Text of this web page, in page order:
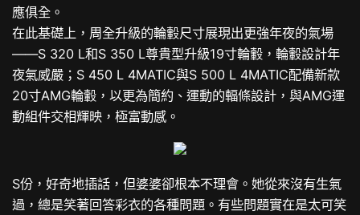
應俱全。
在此基礎上，周全升級的輪轂尺寸展現出更強年夜的氣場
——S 320 L和S 350 L尊貴型升級19寸輪轂，輪轂設計年
夜氣威嚴；S 450 L 4MATIC與S 500 L 4MATIC配備新款
20寸AMG輪轂，以更為簡約、運動的輻條設計，與AMG運
動組件交相輝映，極富動感。
S份，好奇地插話，但婆婆卻根本不理會。她從來沒有生氣
過，總是笑著回答彩衣的各種問題。有些問題實在是太可笑